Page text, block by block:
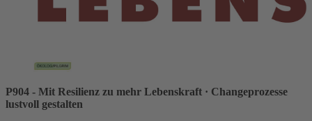
P904 - Mit Resilienz zu mehr Lebenskraft · Changeprozesse
lustvoll gestalten